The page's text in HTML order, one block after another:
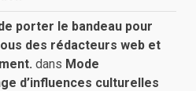
porter le bandeau pour
des rédacteurs web et
dans Mode
d’influences culturelles